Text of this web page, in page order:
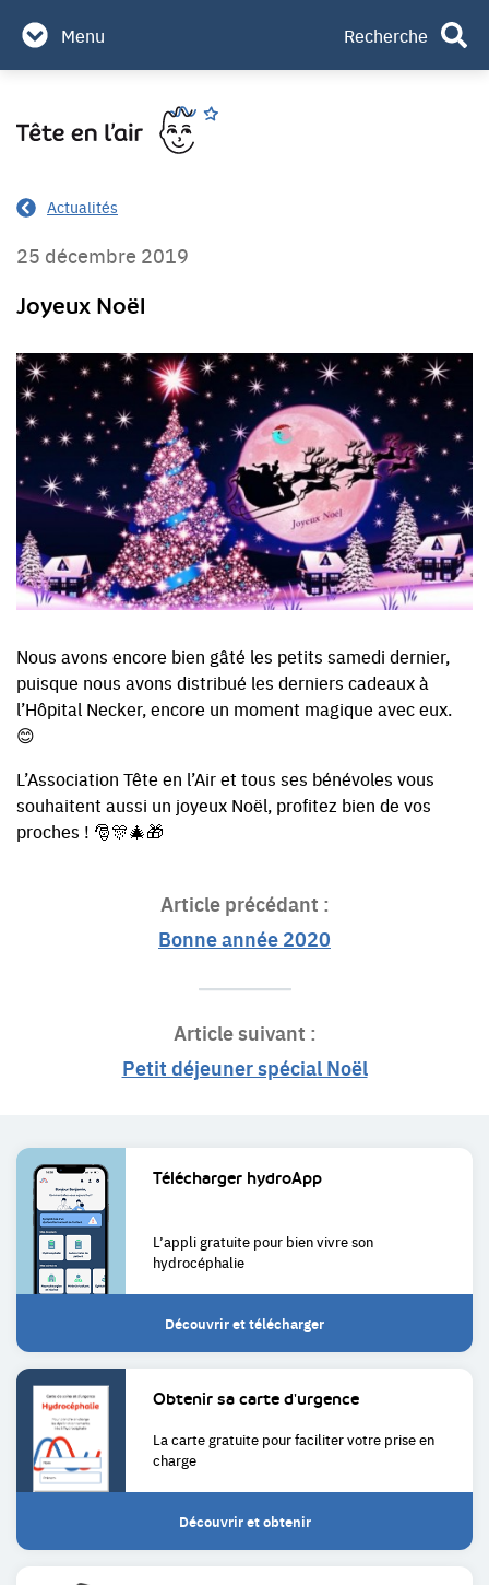
contenu
Menu Recherche
Contact
Actualités
25 décembre 2019
Joyeux Noël
Nous avons encore bien gâté les petits samedi dernier,
puisque nous avons distribué les derniers cadeaux à
l’Hôpital Necker, encore un moment magique avec eux.
😊
L’Association Tête en l’Air et tous ses bénévoles vous
souhaitent aussi un joyeux Noël, profitez bien de vos
proches ! 🎅🎊🎄🎁
Article précédant :
Bonne année 2020
Article suivant :
Petit déjeuner spécial Noël
Liens
utiles
Télécharger hydroApp
L’appli gratuite pour bienvivre son
hydrocéphalie
Découvrir et télécharger
Obtenir sa carte d'urgence
La carte gratuite pour facilitervotre prise en
charge
Découvrir et obtenir